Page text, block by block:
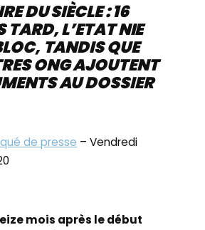
DU SIÈCLE : 16
TARD, L’ETAT NIE
TANDIS QUE
ONG AJOUTENT
AU DOSSIER
de presse – Vendredi
mois après le début